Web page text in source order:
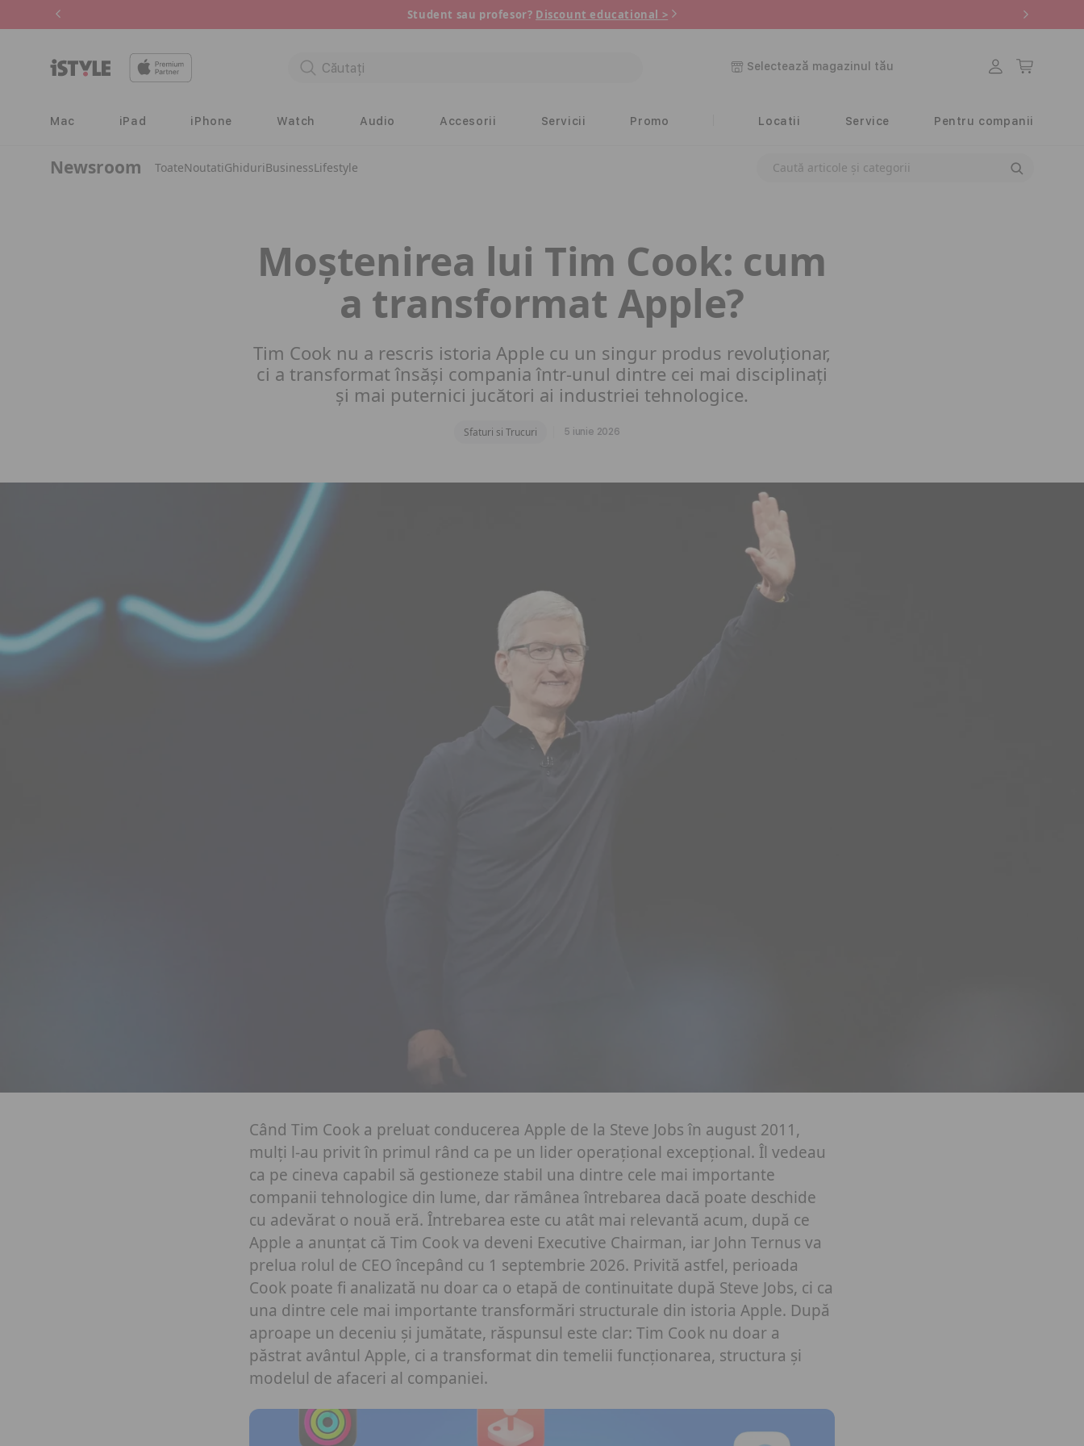
Salt la
conținut
Student sau profesor? Discount educational >
Selectează magazinul tău
Conectați-
Coș
Mac iPad iPhone Watch Audio Accesorii Servicii Promo Locatii Service Pentru companii
Newsroom ToateNoutatiGhiduriBusinessLifestyle Caută articole
Moștenirea lui Tim Cook: cum
a transformat Apple?
Tim Cook nu a rescris istoria Apple cu un singur produs revoluționar,
ci a transformat însăși compania într-unul dintre cei mai disciplinați
și mai puternici jucători ai industriei tehnologice.
Sfaturi si Trucuri 5 iunie 2026
Când Tim Cook a preluat conducerea Apple de la Steve Jobs în august 2011,
mulți l-au privit în primul rând ca pe un lider operațional excepțional. Îl vedeau
ca pe cineva capabil să gestioneze stabil una dintre cele mai importante
companii tehnologice din lume, dar rămânea întrebarea dacă poate deschide
cu adevărat o nouă eră. Întrebarea este cu atât mai relevantă acum, după ce
Apple a anunțat că Tim Cook va deveni Executive Chairman, iar John Ternus va
prelua rolul de CEO începând cu 1 septembrie 2026. Privită astfel, perioada
Cook poate fi analizată nu doar ca o etapă de continuitate după Steve Jobs, ci ca
una dintre cele mai importante transformări structurale din istoria Apple. După
aproape un deceniu și jumătate, răspunsul este clar: Tim Cook nu doar a
păstrat avântul Apple, ci a transformat din temelii funcționarea, structura și
modelul de afaceri al companiei.